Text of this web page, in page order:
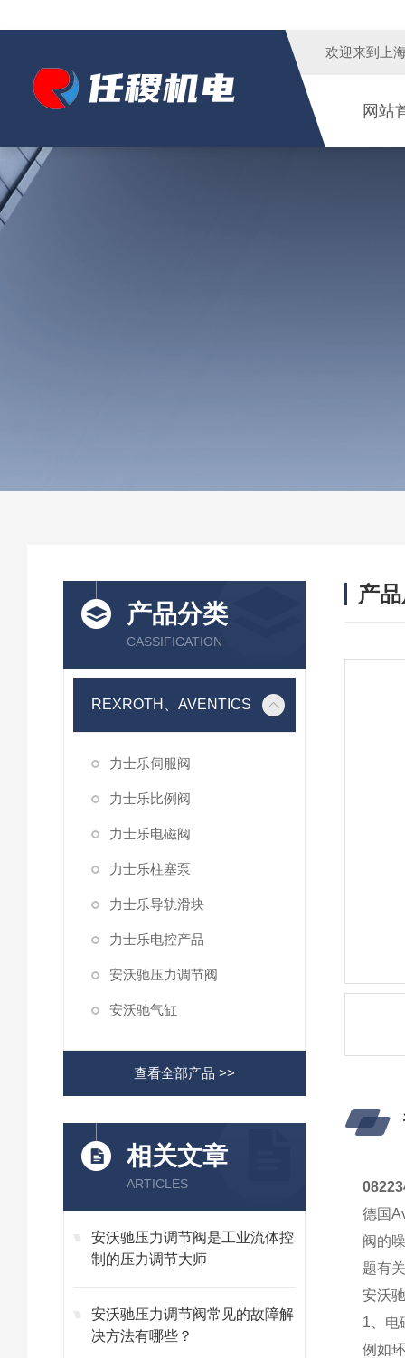
欢迎来到 上
网站
产品分类
CASSIFICATION
REXROTH、AVENTICS
力士乐伺服阀
力士乐比例阀
力士乐电磁阀
力士乐柱塞泵
力士乐导轨滑块
力士乐电控产品
安沃驰压力调节阀
安沃驰气缸
查看全部产品 >>
相关文章
ARTICLES
安沃驰压力调节阀是工业流体控
制的压力调节大师
安沃驰压力调节阀常见的故障解
决方法有哪些？
产
德国
阀的
题有
安沃
1、电
例如